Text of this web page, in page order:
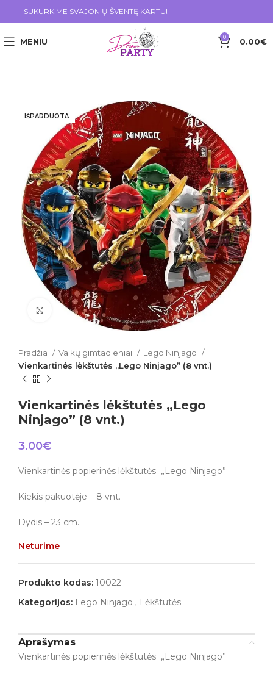
SUKURKIME SVAJONIŲ ŠVENTĘ KARTU!
MENIU 0 0.00€
IŠPARDUOTA
Click to enlarge
Pradžia Vaikų gimtadieniai
Lego Ninjago
Vienkartinės lėkštutės „Lego Ninjago” (8 vnt.)
Vienkartinės lėkštutės „Lego
Ninjago” (8 vnt.)
3.00€
Vienkartinės popierinės lėkštutės „Lego Ninjago”
Kiekis pakuotėje – 8 vnt.
Dydis – 23 cm.
Neturime
Produkto kodas: 10022
Kategorijos: Lego Ninjago , Lėkštutės
Aprašymas
Vienkartinės popierinės lėkštutės „Lego Ninjago”